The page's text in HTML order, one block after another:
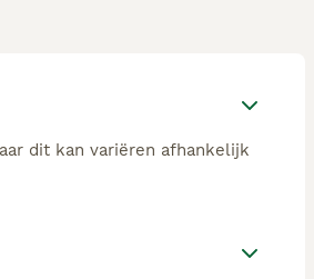
dit kan variëren afhankelijk